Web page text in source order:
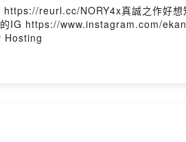
bmxvyl
by Firstory Hosting
https://reurl.cc/NORY4x真誠之作好
IG https://www.instagram.com/
Hosting